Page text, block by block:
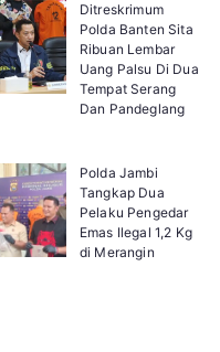
Ditreskrimum
Polda Banten Sita
Ribuan Lembar
Uang Palsu Di Dua
Tempat Serang
Dan Pandeglang
Polda Jambi
Tangkap Dua
Pelaku Pengedar
Emas Ilegal 1,2 Kg
di Merangin